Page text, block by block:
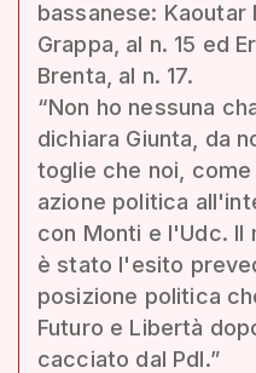
bassanese: Kaoutar
Grappa, al n. 15 ed
Brenta, al n. 17.
“Non ho nessuna
dichiara Giunta, da
toglie che noi,
azione politica
con Monti e l'Udc. Il
è stato l'esito
posizione politica
Futuro e Libertà
cacciato dal Pdl.”